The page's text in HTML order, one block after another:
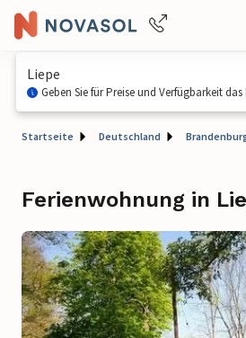
Liepe
Geben Sie für Preise und Verfügbarkeit
Startseite Deutschland
Ferienwohnung in